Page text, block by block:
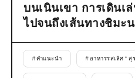
บนเนินเขา การเดินเ
ไปจนถึงเส้นทางชิมะ
#คำแนะนำ # อาหารรสเลิศ * สุ